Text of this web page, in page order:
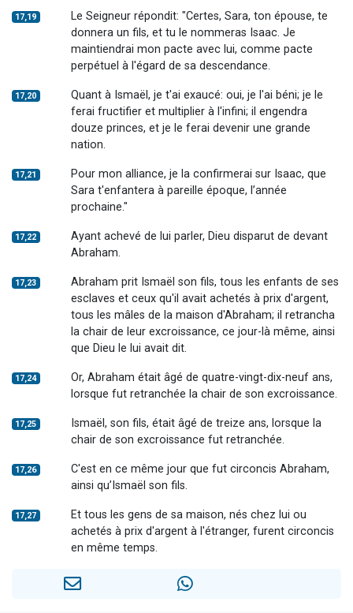
17,19
Le Seigneur répondit: "Certes, Sara, ton épouse, te
donnera un fils, et tu le nommeras Isaac. Je
maintiendrai mon pacte avec lui, comme pacte
perpétuel à l'égard de sa descendance.
17,20
Quant à Ismaël, je t'ai exaucé: oui, je l'ai béni; je le
ferai fructifier et multiplier à l'infini; il engendra
douze princes, et je le ferai devenir une grande
nation.
17,21
Pour mon alliance, je la confirmerai sur Isaac, que
Sara t'enfantera à pareille époque, l’année
prochaine."
17,22
Ayant achevé de lui parler, Dieu disparut de devant
Abraham.
17,23
Abraham prit Ismaël son fils, tous les enfants de ses
esclaves et ceux qu'il avait achetés à prix d'argent,
tous les mâles de la maison d'Abraham; il retrancha
la chair de leur excroissance, ce jour-là même, ainsi
que Dieu le lui avait dit.
17,24
Or, Abraham était âgé de quatre-vingt-dix-neuf ans,
lorsque fut retranchée la chair de son excroissance.
17,25
Ismaël, son fils, était âgé de treize ans, lorsque la
chair de son excroissance fut retranchée.
17,26
C'est en ce même jour que fut circoncis Abraham,
ainsi qu’Ismaël son fils.
17,27
Et tous les gens de sa maison, nés chez lui ou
achetés à prix d'argent à l'étranger, furent circoncis
en même temps.